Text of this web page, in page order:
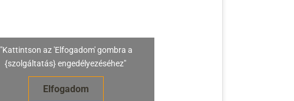
"Kattintson az 'Elfogadom' gombra a
{szolgáltatás} engedélyezéséhez"
Elfogadom